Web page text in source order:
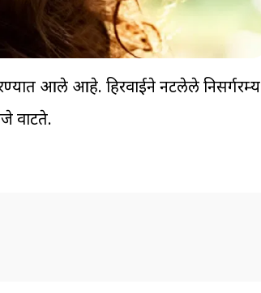
आले आहे. हिरवाईने नटलेले निसर्गरम्य
वाटते.